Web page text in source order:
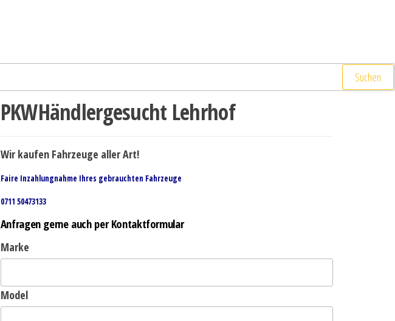
Suchen
PKWHändlergesucht Lehrhof
Wir kaufen Fahrzeuge aller Art!
Faire Inzahlungnahme Ihres gebrauchten Fahrzeuge
0711 50473133
Anfragen gerne auch per Kontaktformular
Marke
Model